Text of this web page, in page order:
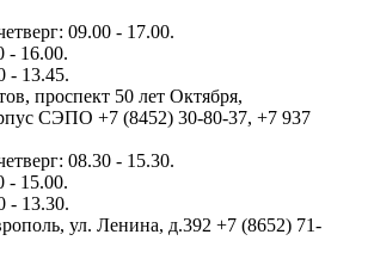
09.00 - 17.00.
- 16.00.
- 13.45.
проспект 50 лет Октября,
СЭПО +7 (8452) 30-80-37, +7 937
08.30 - 15.30.
- 15.00.
- 13.30.
ул. Ленина, д.392 +7 (8652) 71-